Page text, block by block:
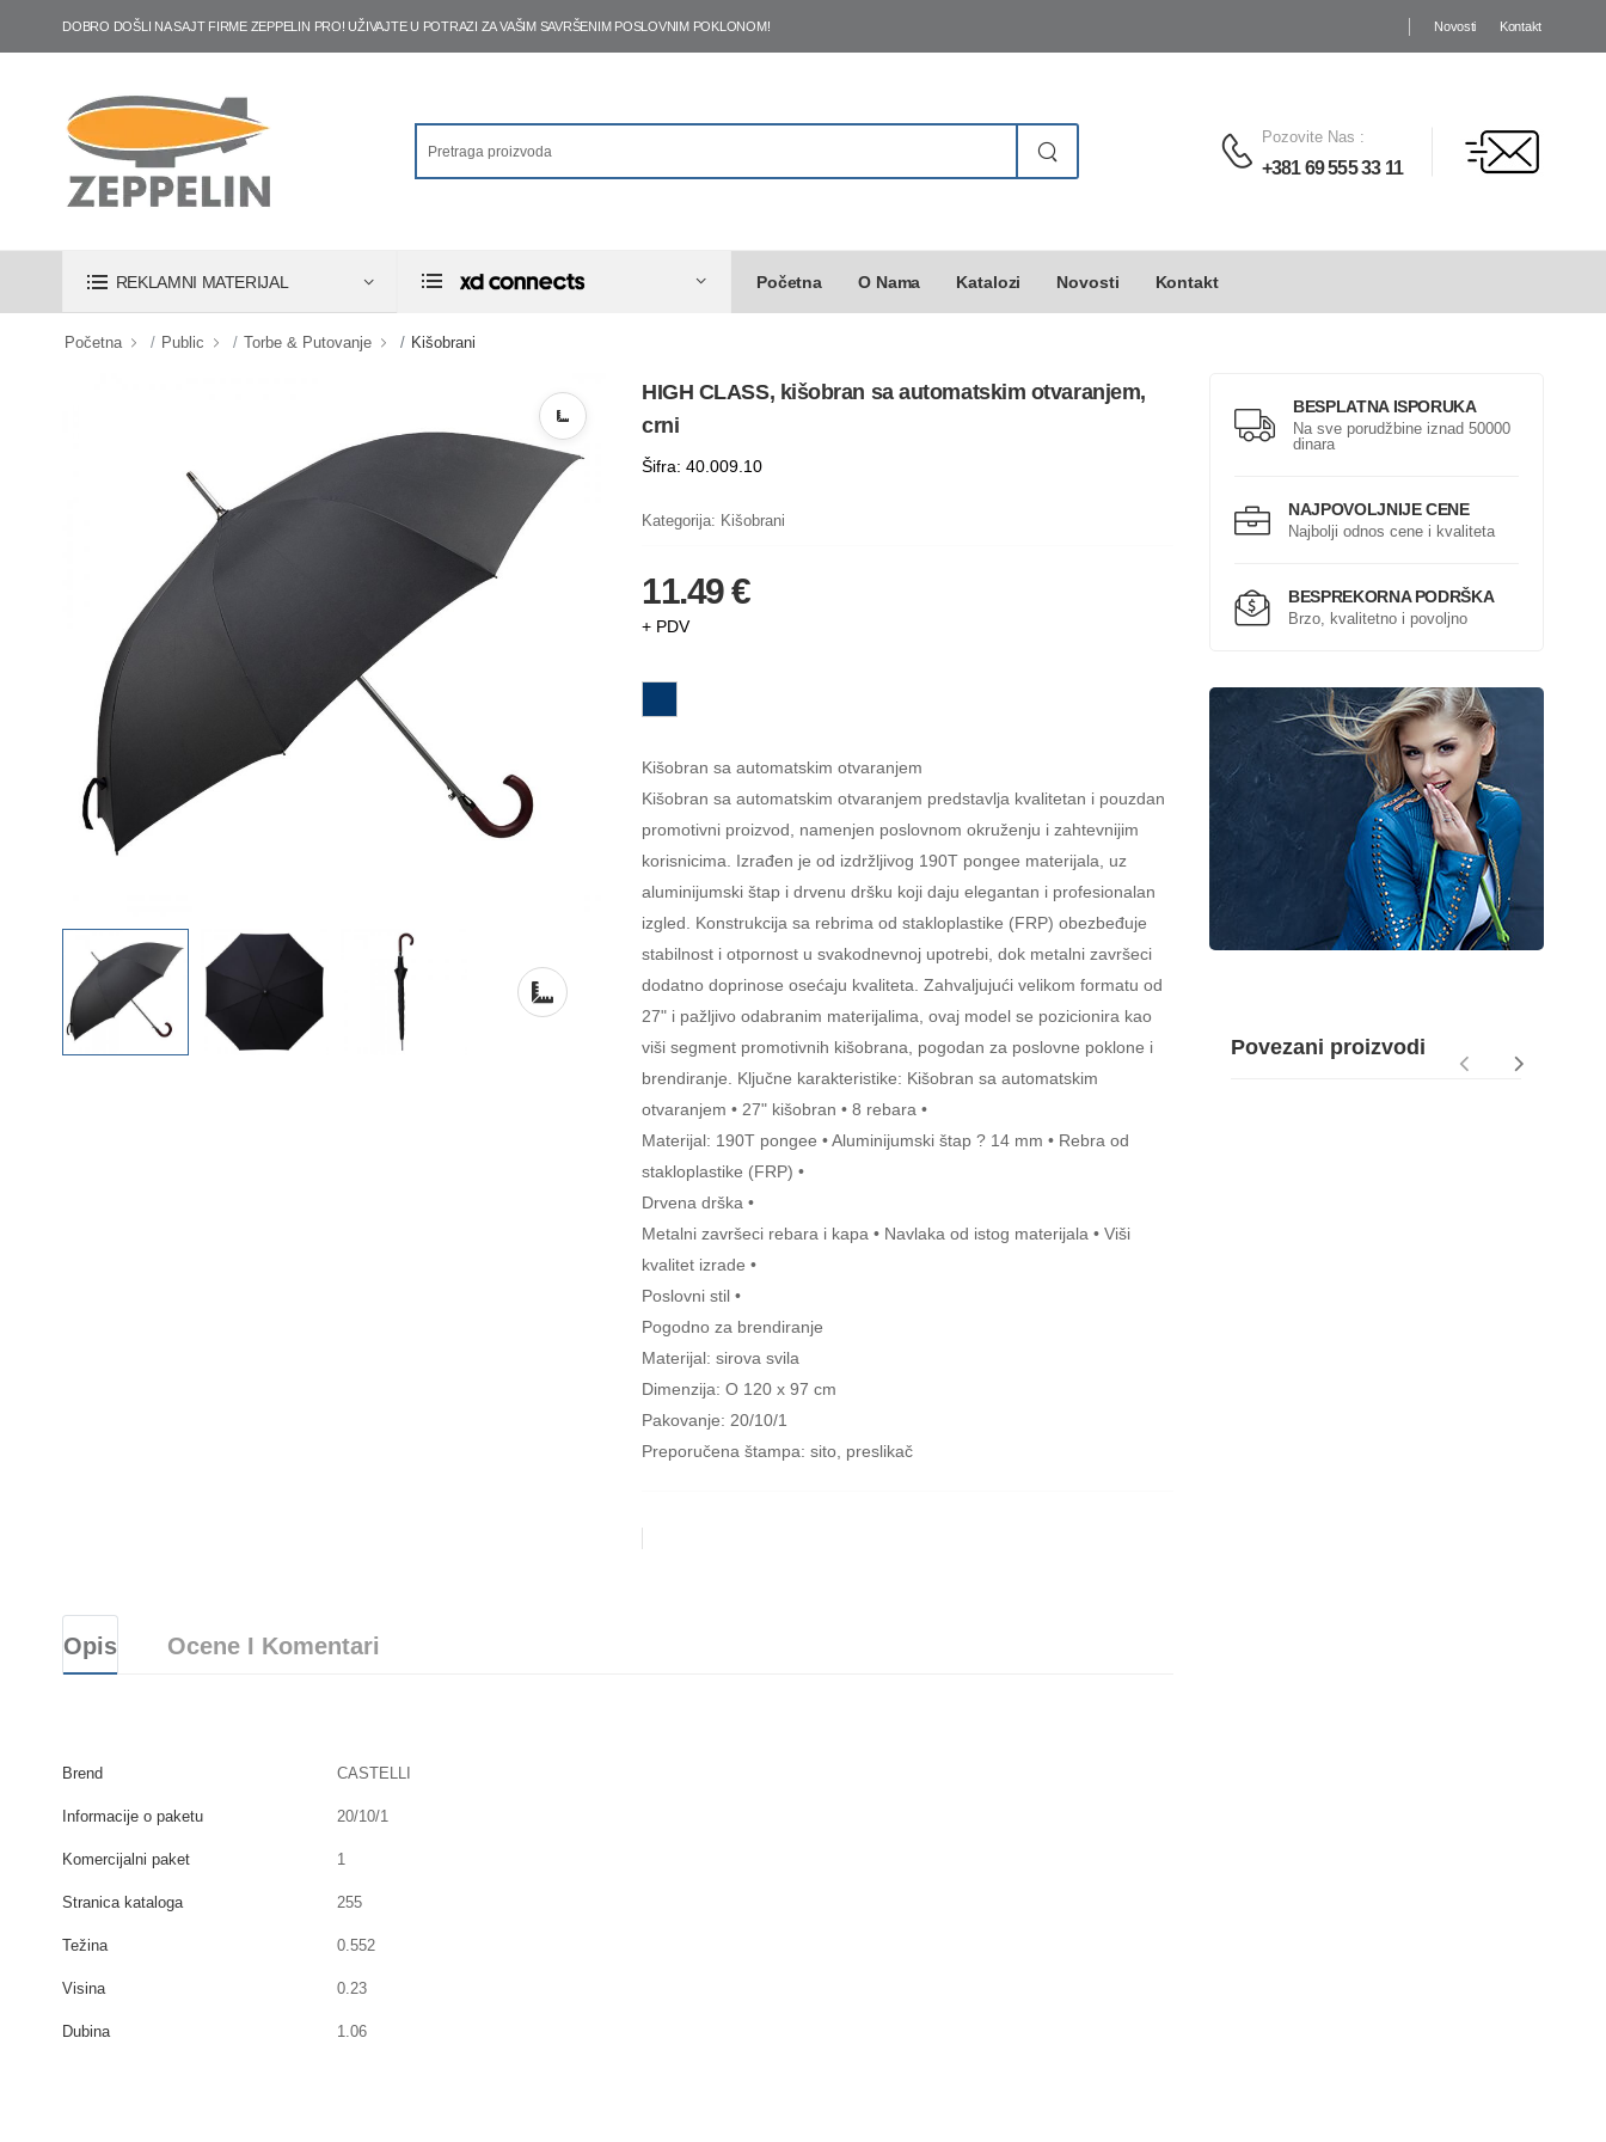
DOBRO DOŠLI NA SAJT FIRME ZEPPELIN PRO! UŽIVAJTE U POTRAZI ZA VAŠIM SAVRŠENIM POSLOVNIM POKLONOM! Novosti Kontakt
Pozovite Nas :
+381 69 555 33 11
REKLAMNI MATERIJAL Početna O Nama Katalozi Novosti Kontakt
Početna Public Torbe & Putovanje Kišobrani
HIGH CLASS, kišobran sa automatskim otvaranjem,
crni
Šifra: 40.009.10
Kategorija: Kišobrani
11.49 €
+ PDV
Kišobran sa automatskim otvaranjem
Kišobran sa automatskim otvaranjem predstavlja kvalitetan i pouzdan
promotivni proizvod, namenjen poslovnom okruženju i zahtevnijim
korisnicima. Izrađen je od izdržljivog 190T pongee materijala, uz
aluminijumski štap i drvenu dršku koji daju elegantan i profesionalan
izgled. Konstrukcija sa rebrima od stakloplastike (FRP) obezbeđuje
stabilnost i otpornost u svakodnevnoj upotrebi, dok metalni završeci
dodatno doprinose osećaju kvaliteta. Zahvaljujući velikom formatu od
27" i pažljivo odabranim materijalima, ovaj model se pozicionira kao
viši segment promotivnih kišobrana, pogodan za poslovne poklone i
brendiranje. Ključne karakteristike: Kišobran sa automatskim
otvaranjem • 27" kišobran • 8 rebara •
Materijal: 190T pongee • Aluminijumski štap ? 14 mm • Rebra od
stakloplastike (FRP) •
Drvena drška •
Metalni završeci rebara i kapa • Navlaka od istog materijala • Viši
kvalitet izrade •
Poslovni stil •
Pogodno za brendiranje
Materijal: sirova svila
Dimenzija: O 120 x 97 cm
Pakovanje: 20/10/1
Preporučena štampa: sito, preslikač
Opis Ocene I Komentari
Brend CASTELLI
Informacije o paketu 20/10/1
Komercijalni paket 1
Stranica kataloga 255
Težina 0.552
Visina 0.23
Dubina 1.06
BESPLATNA ISPORUKA
Na sve porudžbine iznad 50000
dinara
NAJPOVOLJNIJE CENE
Najbolji odnos cene i kvaliteta
BESPREKORNA PODRŠKA
Brzo, kvalitetno i povoljno
Povezani proizvodi